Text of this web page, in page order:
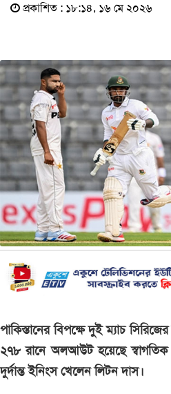
প্রকাশিত : ১৮:১৪, ১৬ মে ২০২৬
পাকিস্তানের বিপক্ষে দুই ম্যাচ
২৭৮ রানে অলআউট হয়েছে স্বাগতিক
দুর্দান্ত ইনিংস খেলেন লিটন দাস।